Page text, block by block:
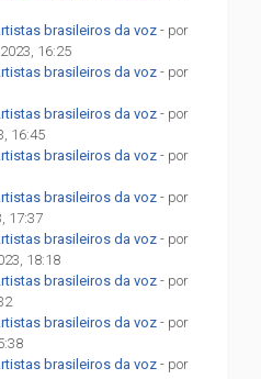
brasileiros da voz - por
16:25
brasileiros da voz - por
brasileiros da voz - por
16:45
brasileiros da voz - por
brasileiros da voz - por
17:37
brasileiros da voz - por
18:18
brasileiros da voz - por
brasileiros da voz - por
brasileiros da voz - por